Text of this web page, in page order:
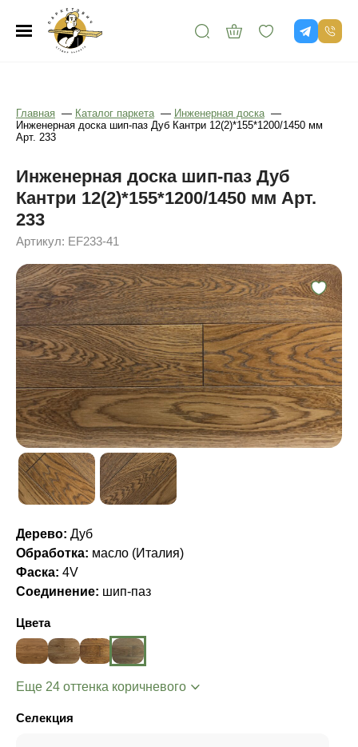
Главная — Каталог паркета — Инженерная доска —
Инженерная доска шип-паз Дуб Кантри 12(2)*155*1200/1450 мм
Арт. 233
Инженерная доска шип-паз Дуб
Кантри 12(2)*155*1200/1450 мм Арт.
233
Артикул: EF233-41
Дерево: Дуб
Обработка: масло (Италия)
Фаска: 4V
Соединение: шип-паз
Цвета
Еще 24 оттенка коричневого
Селекция